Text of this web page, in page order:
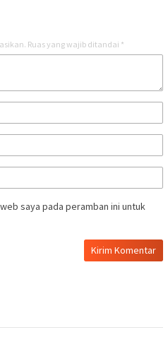
Ruas yang wajib ditandai *
saya pada peramban ini untuk